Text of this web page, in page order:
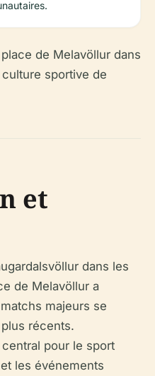
de Melavöllur dans
sportive de
et
dans les
de Melavöllur a
majeurs se
récents.
pour le sport
les événements